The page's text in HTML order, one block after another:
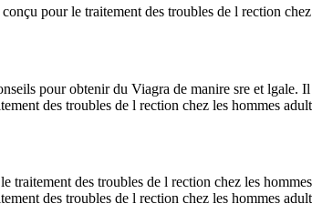
pour le traitement des troubles de l rection
pour obtenir du Viagra de manire sre et
des troubles de l rection chez les hommes
traitement des troubles de l rection chez les
des troubles de l rection chez les hommes